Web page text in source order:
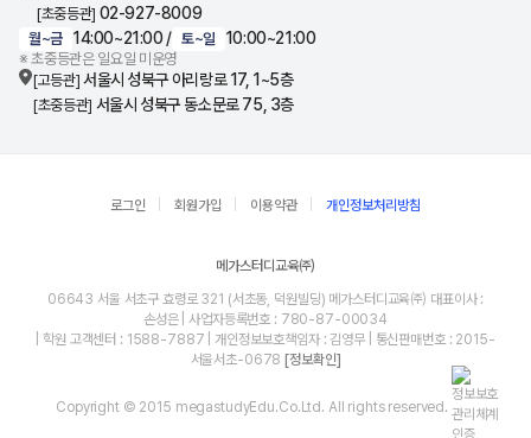
[초중등관] 02-927-8009
월~금 14:00~21:00 / 토~일 10:00~21:00
※ 초중등관은 일요일 미운영
[고등관] 서울시 성북구 아리랑로 17, 1~5층
[초중등관] 서울시 성북구 동소문로 75, 3층
로그인 회원가입 이용약관 개인정보처리방침
메가스터디교육㈜
06643 서울 서초구 효령로 321 (서초동, 덕원빌딩) 메가스터디교육㈜ 대표이사 :
손성은 | 사업자등록번호 : 780-87-00034
| 학원 고객센터 : 1588-7887 | 개인정보보호책임자 : 김영무 | 통신판매번호 : 2015-
서울서초-0678 [정보확인]
Copyright © 2015 megastudyEdu.Co.Ltd. All rights reserved.